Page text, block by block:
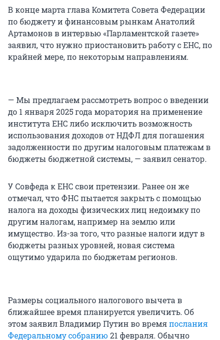
В конце марта глава Комитета Совета Федерации
по бюджету и финансовым рынкам Анатолий
Артамонов в интервью «Парламентской газете»
заявил, что нужно приостановить работу с ЕНС, по
крайней мере, по некоторым направлениям.
— Мы предлагаем рассмотреть вопрос о введении
до 1 января 2025 года моратория на применение
института ЕНС либо исключить возможность
использования доходов от НДФЛ для погашения
задолженности по другим налоговым платежам в
бюджеты бюджетной системы, — заявил сенатор.
У Совфеда к ЕНС свои претензии. Ранее он же
отмечал, что ФНС пытается закрыть с помощью
налога на доходы физических лиц недоимку по
другим налогам, например на землю или
имущество. Из-за того, что разные налоги идут в
бюджеты разных уровней, новая система
ощутимо ударила по бюджетам регионов.
Размеры социального налогового вычета в
ближайшее время планируется увеличить. Об
этом заявил Владимир Путин во времяпослания
Федеральному собранию 21 февраля. Обычно